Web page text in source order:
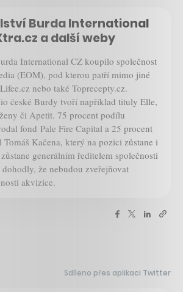
Burda International
a další weby
International CZ koupilo společnost
(EOM), pod kterou patří mimo jiné
nebo také Toprecepty.cz.
české Burdy tvoří například tituly Elle,
či Apetit. 75 procent podílu
fond Pale Fire Capital a 25 procent
Tomáš Kačena, který na pozici zůstane i
generálním ředitelem společnosti
že nebudou zveřejňovat
akvizice.
Sdíleno přes aplikaci Twitter